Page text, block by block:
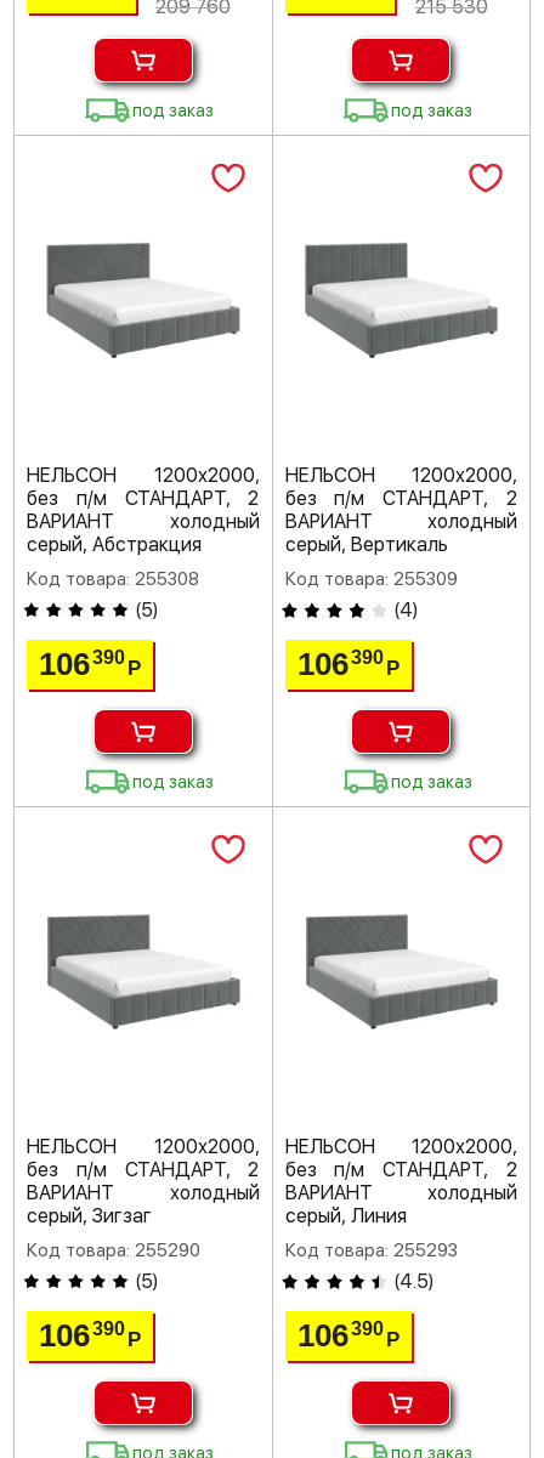
209 760
под заказ
215 530
под заказ
НЕЛЬСОН 1200х2000,
без п/м СТАНДАРТ, 2
ВАРИАНТ холодный
серый, Абстракция
Код товара: 255308
(5)
106390Р
под заказ
НЕЛЬСОН 1200х2000,
без п/м СТАНДАРТ, 2
ВАРИАНТ холодный
серый, Вертикаль
Код товара: 255309
(4)
106390 Р
под заказ
НЕЛЬСОН 1200х2000,
без п/м СТАНДАРТ, 2
ВАРИАНТ холодный
серый, Зигзаг
Код товара: 255290
(5)
106390Р
под заказ
НЕЛЬСОН 1200х2000,
без п/м СТАНДАРТ, 2
ВАРИАНТ холодный
серый, Линия
Код товара: 255293
(4.5)
106390 Р
под заказ